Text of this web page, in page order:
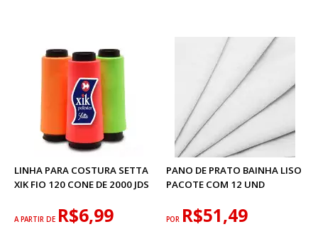
LINHA PARA COSTURA SETTA
XIK FIO 120 CONE DE 2000 JDS
A PARTIR DE R$6,99
PANO DE PRATO BAINHA LISO
PACOTE COM 12 UND
POR R$51,49